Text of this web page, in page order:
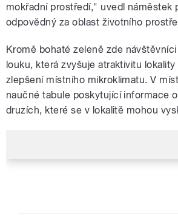
mokřadní prostředí," uvedl náměstek
odpovědný za oblast životního
Kromě bohaté zeleně zde
louku, která zvyšuje atraktivitu lokality
zlepšení místního mikroklimatu. V
naučné tabule poskytující informace
druzích, které se v lokalitě mohou